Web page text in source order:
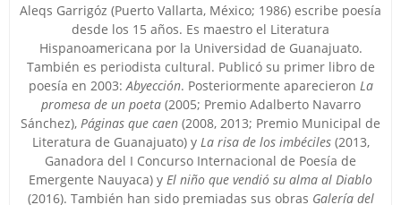
Aleqs Garrigóz (Puerto Vallarta, México; 1986) escribe poesía
desde los 15 años. Es maestro el Literatura
Hispanoamericana por la Universidad de Guanajuato.
También es periodista cultural. Publicó su primer libro de
poesía en 2003: Abyección. Posteriormente aparecieron La
promesa de un poeta(2005; Premio Adalberto Navarro
Sánchez), Páginas que caen (2008, 2013; Premio Municipal de
Literatura de Guanajuato) y La risa de los imbéciles(2013,
Ganadora del I Concurso Internacional de Poesía de
Emergente Nauyaca) y El niño que vendió su alma al Diablo
(2016). También han sido premiadas sus obras Galería del